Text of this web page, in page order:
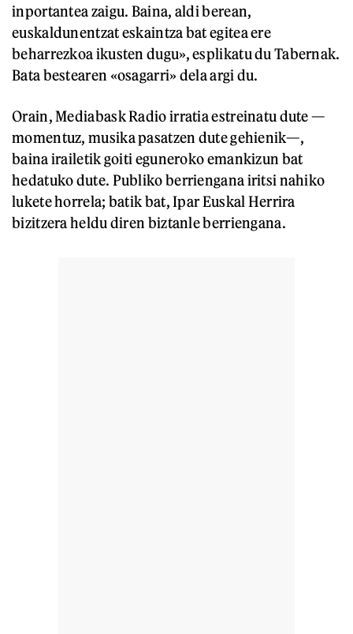
inportantea zaigu. Baina, aldi berean,
euskaldunentzat eskaintza bat egitea ere
beharrezkoa ikusten dugu», esplikatu du Tabernak.
Bata bestearen «osagarri» dela argi du.
Orain, Mediabask Radio irratia estreinatu dute —
momentuz, musika pasatzen dute gehienik—,
baina irailetik goiti eguneroko emankizun bat
hedatuko dute. Publiko berriengana iritsi nahiko
lukete horrela; batik bat, Ipar Euskal Herrira
bizitzera heldu diren biztanle berriengana.